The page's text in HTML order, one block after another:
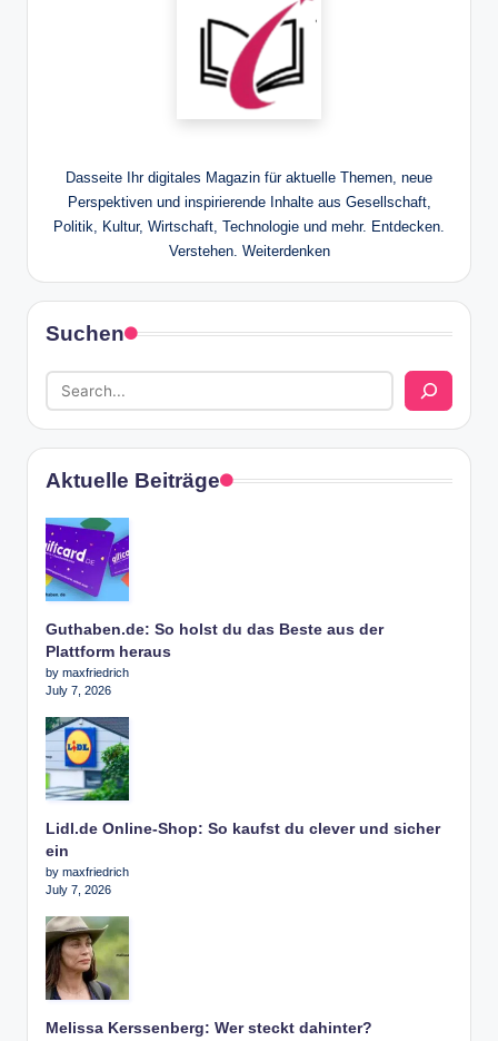
Dasseite Ihr digitales Magazin für aktuelle Themen, neue
Perspektiven und inspirierende Inhalte aus Gesellschaft,
Politik, Kultur, Wirtschaft, Technologie und mehr. Entdecken.
Verstehen. Weiterdenken
Suchen
Aktuelle Beiträge
Guthaben.de: So holst du das Beste aus der
Plattform heraus
by maxfriedrich
July 7, 2026
Lidl.de Online-Shop: So kaufst du clever und sicher
ein
by maxfriedrich
July 7, 2026
Melissa Kerssenberg: Wer steckt dahinter?